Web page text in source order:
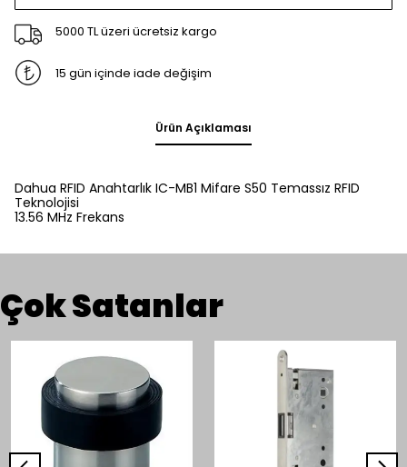
5000 TL üzeri ücretsiz kargo
15 gün içinde iade değişim
Ürün Açıklaması
Dahua RFID Anahtarlık IC-MB1 Mifare S50 Temassız RFID
Teknolojisi
13.56 MHz Frekans
Çok Satanlar